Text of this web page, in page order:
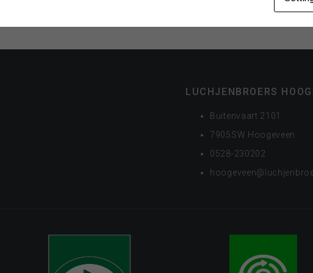
LUCHJENBROERS
Buitenvaart 2101
7905SW Hoogeveen
0528-230202